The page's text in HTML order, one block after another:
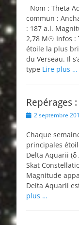
Nom : Theta
commun :
: 187 a.l.
2,78 M☉ Infos :
étoile la plus
du Verseau. Il
type Lire plus …
Repérages
Posted
2 septembre
Chaque
principales
Delta Aquarii
Skat
Magnitude
Delta Aquarii
plus …